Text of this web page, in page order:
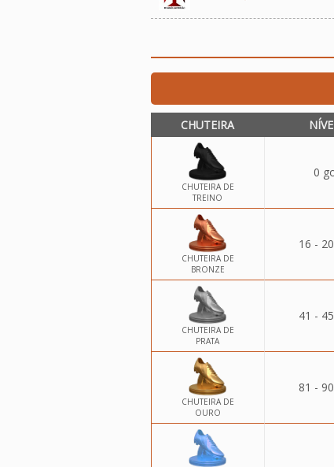
CHUTEIRA
CHUTEIRA DE
TREINO
0
CHUTEIRA DE
BRONZE
16 -
CHUTEIRA DE
PRATA
41 -
CHUTEIRA DE
OURO
81 -